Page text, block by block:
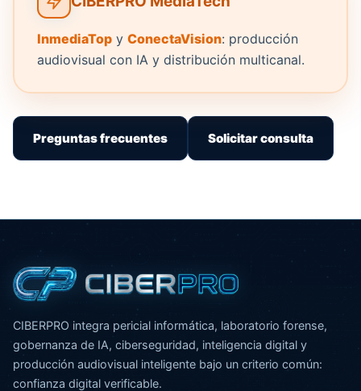
InmediaTopy ConectaVision: producción
audiovisual con IA y distribución multicanal.
Preguntas frecuentes Solicitar consulta
CIBERPRO integra pericial informática, laboratorio forense,
gobernanza de IA, ciberseguridad, inteligencia digital y
producción audiovisual inteligente bajo un criterio común:
confianza digital verificable.